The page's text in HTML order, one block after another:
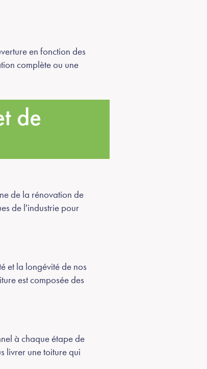
en fonction des
complète ou une
de
de la rénovation de
de l'industrie pour
et la longévité de nos
est composée des
à chaque étape de
livrer une toiture qui